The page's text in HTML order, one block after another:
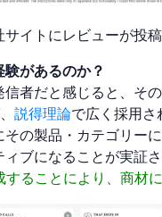
イトにレビューが投
があるのか？
者だと感じると、そ
説得理論で広く採用さ
の製品・カテゴリー
ブになることが実証さ
ることにより、商材に